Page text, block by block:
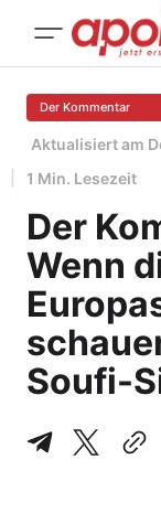
Der Kommentar
Aktualisiert am
1 Min. Lesezeit
Der
Wenn
Soufi-